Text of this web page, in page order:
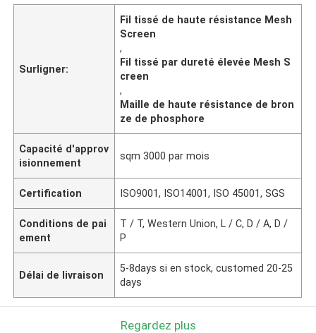
Surligner:
Fil tissé de haute résistance Mesh
Screen
,
Fil tissé par dureté élevée Mesh S
creen
,
Maille de haute résistance de bron
ze de phosphore
Capacité d'approv
isionnement
sqm 3000 par mois
Certification ISO9001, ISO14001, ISO 45001, SGS
Conditions de pai
ement
T / T, Western Union, L / C, D / A, D /
P
Délai de livraison
5-8days si en stock, customed 20-25
days
Regardez plus